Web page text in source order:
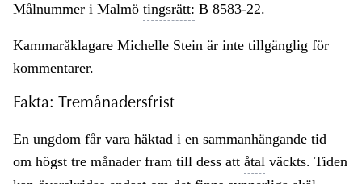
Målnummer i Malmö tingsrätt: B 8583-22.
Kammaråklagare Michelle Stein är inte tillgänglig för
kommentarer.
Fakta: Tremånadersfrist
En ungdom får vara häktad i en sammanhängande tid
om högst tre månader fram till dess att åtal väckts. Tiden